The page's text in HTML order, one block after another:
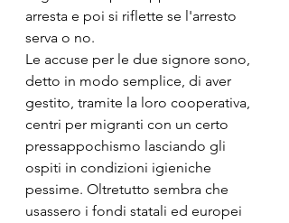
arresta e poi si riflette se l'arresto
serva o no.
Le accuse per le due signore sono,
detto in modo semplice, di aver
gestito, tramite la loro cooperativa,
centri per migranti con un certo
pressappochismo lasciando gli
ospiti in condizioni igieniche
pessime. Oltretutto sembra che
usassero i fondi statali ed europei